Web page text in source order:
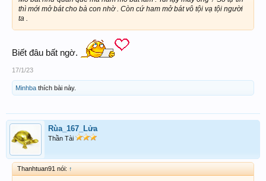
thì mới mở bát cho bà con nhờ . Còn cứ ham mở bát vô tội vạ tội người
ta .
Biết đâu bất ngờ.
17/1/23
Minhba thích bài này.
Rùa_167_Lửa
Thần Tài
Thanhtuan91 nói: ↑